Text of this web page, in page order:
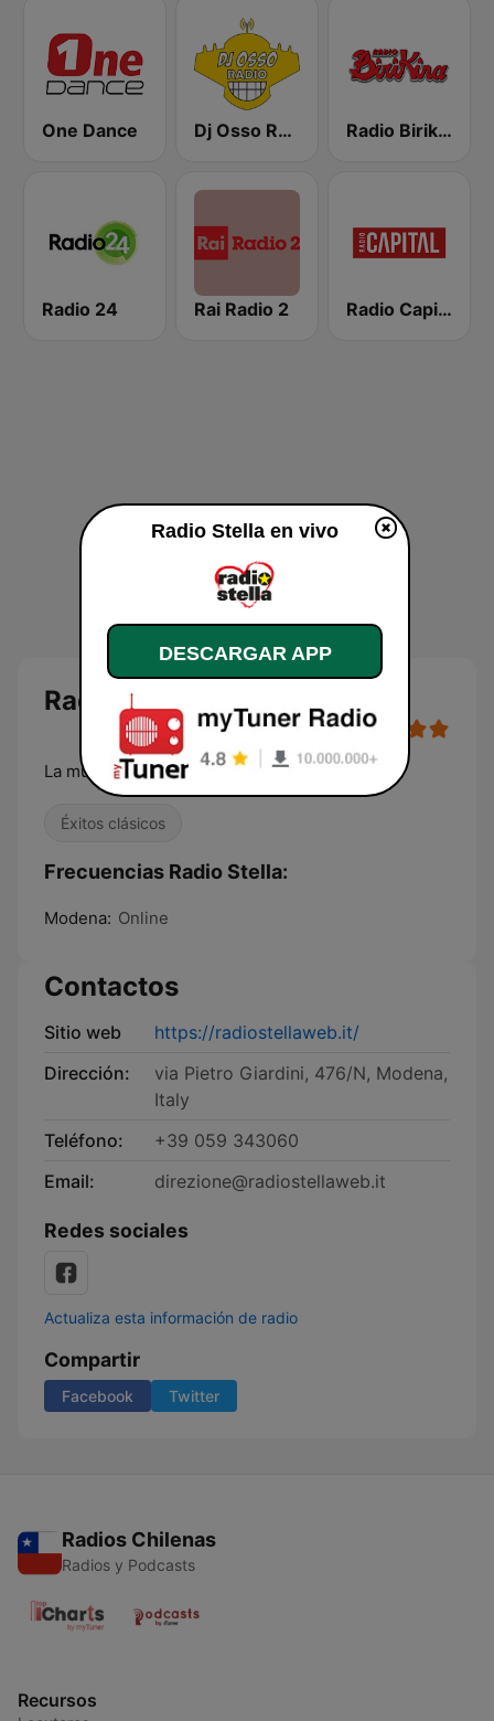
One Dance Dj Osso Radio Radio Birikina
Radio 24 Rai Radio 2 Radio Capital
Radio Stella
La musica dei ricordi più belli
Éxitos clásicos
Frecuencias Radio Stella:
Modena: Online
Contactos
Sitio web
https://radiostellaweb.it/
Dirección:
via Pietro Giardini, 476/N, Modena,
Italy
Teléfono:
+39 059 343060
Email:
direzione@radiostellaweb.it
Redes sociales
Actualiza esta información de radio
Compartir
Facebook Twitter
Radios Chilenas
Radios y Podcasts
Recursos
Radio Stella en vivo
DESCARGAR APP